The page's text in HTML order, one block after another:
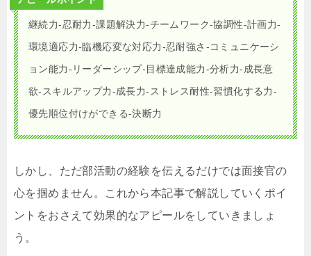
継続力‐忍耐力‐課題解決力‐チームワーク‐協調性‐計画力‐
環境適応力‐臨機応変な対応力‐忍耐強さ‐コミュニケーシ
ョン能力‐リーダーシップ‐目標達成能力‐分析力‐成長意
欲‐スキルアップ力‐成長力‐ストレス耐性‐習慣化する力‐
優先順位付けができる‐決断力
しかし、ただ部活動の経験を伝えるだけでは面接官の
心を掴めません。これから本記事で解説していくポイ
ントをおさえて効果的なアピールをしていきましょ
う。